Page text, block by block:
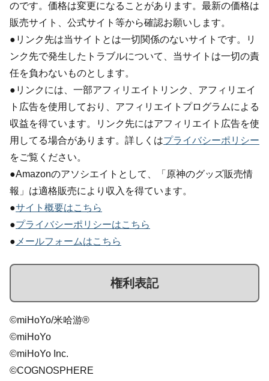
のです。価格は変更になることがあります。最新の価格は
販売サイト、公式サイト等から確認お願いします。
●リンク先は当サイトとは一切関係のないサイトです。リ
ンク先で発生したトラブルについて、当サイトは一切の責
任を負わないものとします。
●リンクには、一部アフィリエイトリンク、アフィリエイ
ト広告を使用しており、アフィリエイトプログラムによる
収益を得ています。リンク先にはアフィリエイト広告を使
用してる場合があります。詳しくはプライバシーポリシー
をご覧ください。
●Amazonのアソシエイトとして、「原神のグッズ販売情
報」は適格販売により収入を得ています。
●サイト概要はこちら
●プライバシーポリシーはこちら
● メールフォームはこちら
権利表記
©miHoYo/米哈游®
©miHoYo
©miHoYo Inc.
©COGNOSPHERE